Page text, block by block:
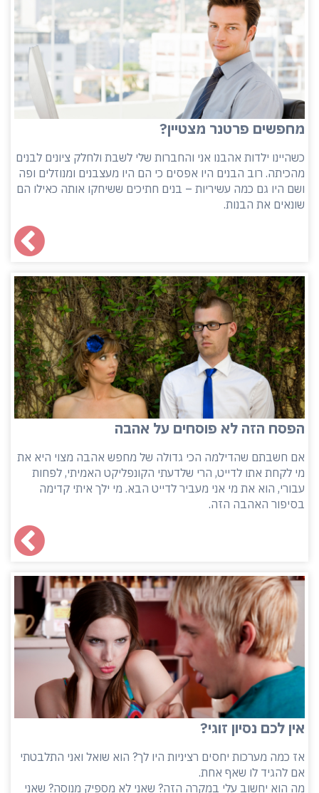
מחפשים פרטנר מצטיין?
כשהיינו ילדות אהבנו אני והחברות שלי לשבת ולחלק ציונים לבנים
מהכיתה. רוב הבנים היו אפסים כי הם היו מעצבנים ומנוזלים ופה
ושם היו גם כמה עשיריות – בנים חתיכים ששיחקו אותה כאילו הם
שונאים את הבנות.
הפסח הזה לא פוסחים על אהבה
אם חשבתם שהדילמה הכי גדולה של מחפש אהבה מצוי היא את
מי לקחת אתו לדייט, הרי שלדעתי הקונפליקט האמיתי, לפחות
עבורי, הוא את מי אני מעביר לדייט הבא. מי ילך איתי קדימה
בסיפור האהבה הזה.
אין לכם נסיון זוגי?
אז כמה מערכות יחסים רציניות היו לך? הוא שואל ואני התלבטתי
אם להגיד לו שאף אחת.
מה הוא יחשוב עלי במקרה הזה? שאני לא מספיק מנוסה? שאני